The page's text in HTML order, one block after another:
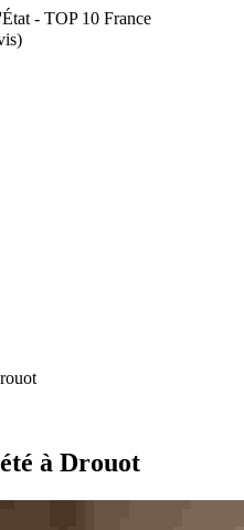
- TOP 10 France
à Drouot